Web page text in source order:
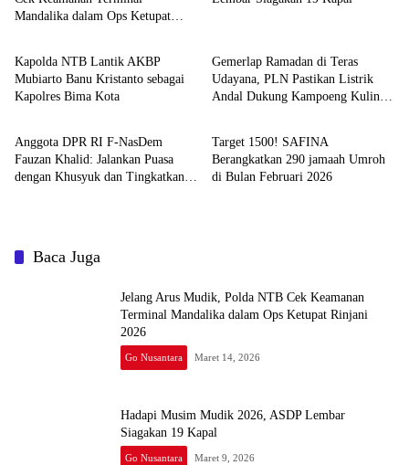
Mandalika dalam Ops Ketupat
Go Nusantara
Kapolda NTB Lantik AKBP
Mubiarto Banu Kristanto sebagai
Kapolres Bima Kota
Gemerlap Ramadan di Teras
Udayana, PLN Pastikan Listrik
Andal Dukung Kampoeng Kuliner
Go NTB
Anggota DPR RI F-NasDem
Fauzan Khalid: Jalankan Puasa
dengan Khusyuk dan Tingkatkan
Go Nusantara
Target 1500! SAFINA
Berangkatkan 290 jamaah Umroh
di Bulan Februari 2026
Baca Juga
Jelang Arus Mudik, Polda NTB Cek Keamanan
Terminal Mandalika dalam Ops Ketupat Rinjani
2026
Go Nusantara Maret 14, 2026
Hadapi Musim Mudik 2026, ASDP Lembar
Siagakan 19 Kapal
Go Nusantara Maret 9, 2026